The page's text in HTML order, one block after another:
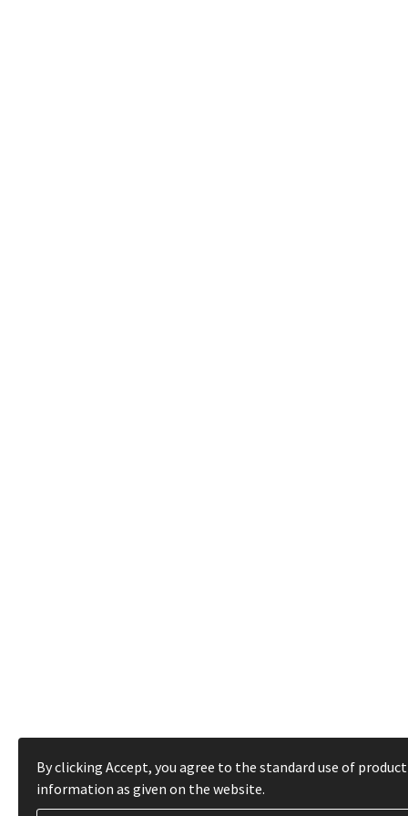
By clicking Accept, you agree to the standard use of product
information as given on the website.